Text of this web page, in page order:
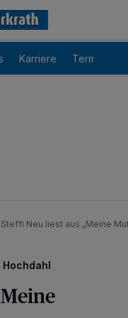
Karriere Termine
Steffi Neu liest aus „Meine